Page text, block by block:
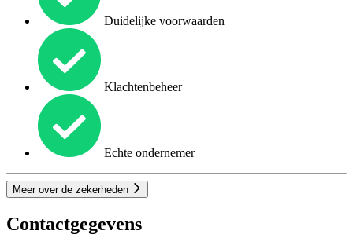
Duidelijke voorwaarden
Klachtenbeheer
Echte ondernemer
Meer over de zekerheden
Contactgegevens